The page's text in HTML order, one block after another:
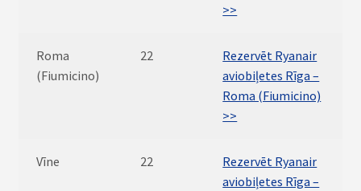
>>
Roma
(Fiumicino)
22
Rezervēt Ryanair
aviobiļetes Rīga –
Roma (Fiumicino)
>>
Vīne 22
Rezervēt Ryanair
aviobiļetes Rīga –